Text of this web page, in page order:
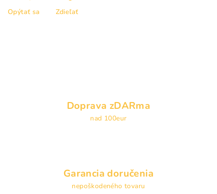
Opýtať sa Zdieľať
Doprava zDARma
nad 100eur
Garancia doručenia
nepoškodeného tovaru